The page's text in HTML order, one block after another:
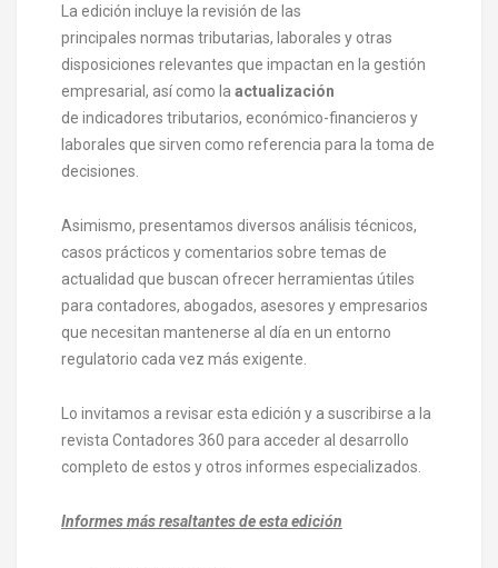
La edición incluye la revisión de las
principales normas tributarias, laborales y otras
disposiciones relevantes que impactan en la gestión
empresarial, así como la actualización
de indicadores tributarios, económico-financieros y
laborales que sirven como referencia para la toma de
decisiones.
Asimismo, presentamos diversos análisis técnicos,
casos prácticos y comentarios sobre temas de
actualidad que buscan ofrecer herramientas útiles
para contadores, abogados, asesores y empresarios
que necesitan mantenerse al día en un entorno
regulatorio cada vez más exigente.
Lo invitamos a revisar esta edición y a suscribirse a la
revista Contadores 360 para acceder al desarrollo
completo de estos y otros informes especializados.
Informes más resaltantes de esta edición